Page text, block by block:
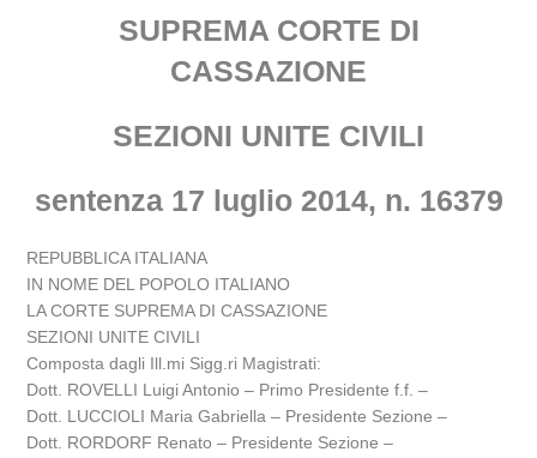
SUPREMA CORTE DI
CASSAZIONE
SEZIONI UNITE CIVILI
sentenza 17 luglio 2014, n. 16379
REPUBBLICA ITALIANA
IN NOME DEL POPOLO ITALIANO
LA CORTE SUPREMA DI CASSAZIONE
SEZIONI UNITE CIVILI
Composta dagli Ill.mi Sigg.ri Magistrati:
Dott. ROVELLI Luigi Antonio – Primo Presidente f.f. –
Dott. LUCCIOLI Maria Gabriella – Presidente Sezione –
Dott. RORDORF Renato – Presidente Sezione –